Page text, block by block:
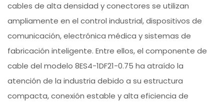
cables de alta densidad y conectores se utilizan
ampliamente en el control industrial, dispositivos de
comunicación, electrónica médica y sistemas de
fabricación inteligente. Entre ellos, el componente de
cable del modelo 8ES4-1DF21-0.75 ha atraído la
atención de la industria debido a su estructura
compacta, conexión estable y alta eficiencia de